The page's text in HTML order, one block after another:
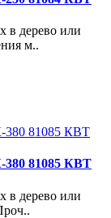
в дерево или
м..
81085 КВТ
в дерево или